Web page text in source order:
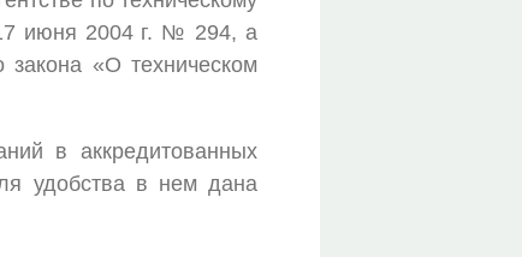
17 июня 2004 г. № 294, а
«О техническом
в аккредитованных
удобства в нем дана